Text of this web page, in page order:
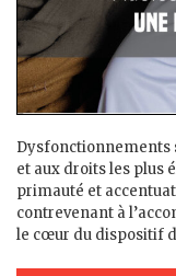
Dysfonctionnements
et aux droits les plus
primauté et
contrevenant à
le cœur du dispositif